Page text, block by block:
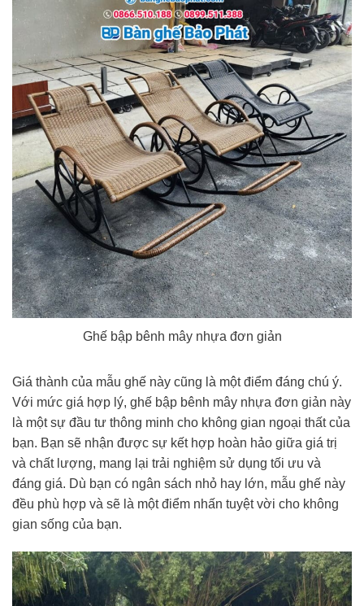
Ghế bập bênh mây nhựa đơn giản
Giá thành của mẫu ghế này cũng là một điểm đáng chú ý.
Với mức giá hợp lý, ghế bập bênh mây nhựa đơn giản này
là một sự đầu tư thông minh cho không gian ngoại thất của
bạn. Bạn sẽ nhận được sự kết hợp hoàn hảo giữa giá trị
và chất lượng, mang lại trải nghiệm sử dụng tối ưu và
đáng giá. Dù bạn có ngân sách nhỏ hay lớn, mẫu ghế này
đều phù hợp và sẽ là một điểm nhấn tuyệt vời cho không
gian sống của bạn.